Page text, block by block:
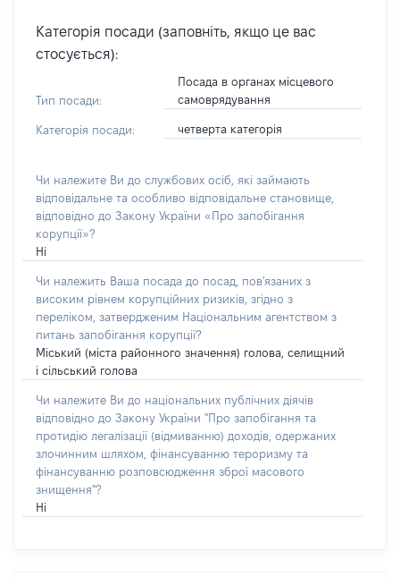
Категорія посади (заповніть, якщо це вас
стосується):
Тип посади:
Посада в органах місцевого
самоврядування
Категорія посади: четверта категорія
Чи належите Ви до службових осіб, які займають
відповідальне та особливо відповідальне становище,
відповідно до Закону України «Про запобігання
корупції»?
Ні
Чи належить Ваша посада до посад, пов'язаних з
високим рівнем корупційних ризиків, згідно з
переліком, затвердженим Національним агентством з
питань запобігання корупції?
Міський (міста районного значення) голова, селищний
і сільський голова
Чи належите Ви до національних публічних діячів
відповідно до Закону України "Про запобігання та
протидію легалізації (відмиванню) доходів, одержаних
злочинним шляхом, фінансуванню тероризму та
фінансуванню розповсюдження зброї масового
знищення"?
Ні